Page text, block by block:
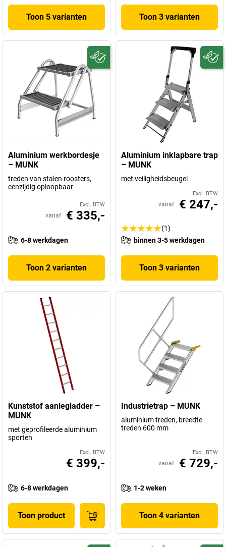
Toon 5 varianten Toon 3 varianten
Aluminium werkbordesje
– MUNK
treden van stalen roosters,
eenzijdig oploopbaar
Excl. BTW
vanaf € 335,-
6-8 werkdagen
Toon 2 varianten
Aluminium inklapbare trap
– MUNK
met veiligheidsbeugel
Excl. BTW
vanaf € 247,-
(1)
binnen 3-5 werkdagen
Toon 3 varianten
Kunststof aanlegladder –
MUNK
met geprofileerde aluminium
sporten
Excl. BTW
€ 399,-
6-8 werkdagen
Toon product
Industrietrap – MUNK
aluminium treden, breedte
treden 600 mm
Excl. BTW
vanaf € 729,-
1-2 weken
Toon 4 varianten